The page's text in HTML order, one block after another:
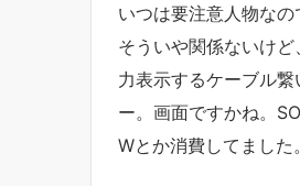
いつは要注意人物なの
そういや関係ないけ
力表示するケーブル
ー。画面ですかね。
Wとか消費してました。